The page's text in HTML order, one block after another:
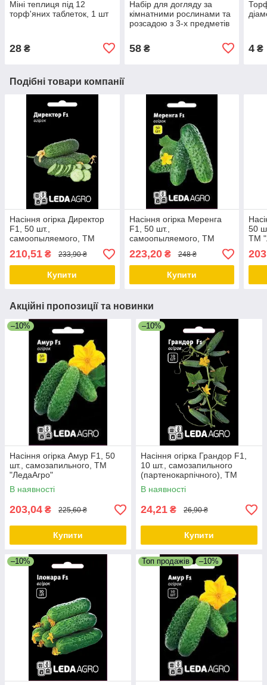
Міні теплиця під 12
торф'яних таблеток, 1 шт
28 ₴
Набір для догляду за
кімнатними рослинами та
розсадою з 3-х предметів
58₴ 4 ₴
Подібні товари компанії
Насіння огірка Директор
F1, 50 шт.,
самоопыляемого, ТМ
"ЛедаАгро"
210,51 ₴ 233,90 ₴
Купити
Насіння огірка Меренга
F1, 50 шт.,
самоопыляемого, ТМ
"ЛедаАгро"
223,20₴ 248 ₴
Купити
50
ТМ
Акційні пропозиції та новинки
–10%
Насіння огірка Амур F1, 50
шт., самозапильного, ТМ
"ЛедаАгро"
В наявності
203,04 ₴ 225,60 ₴
Купити
–10%
Насіння огірка Грандор F1,
10 шт., самозапильного
(партенокарпічного), ТМ
"ЛєдаАгро"
В наявності
24,21 ₴ 26,90 ₴
Купити
–10% Топ продажів –10%